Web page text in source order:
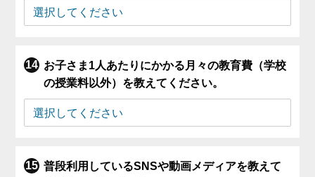
お子さま1人あたりにかかる月々の教育費（学校
の授業料以外）を教えてください。
普段利用しているSNSや動画メディアを教えて